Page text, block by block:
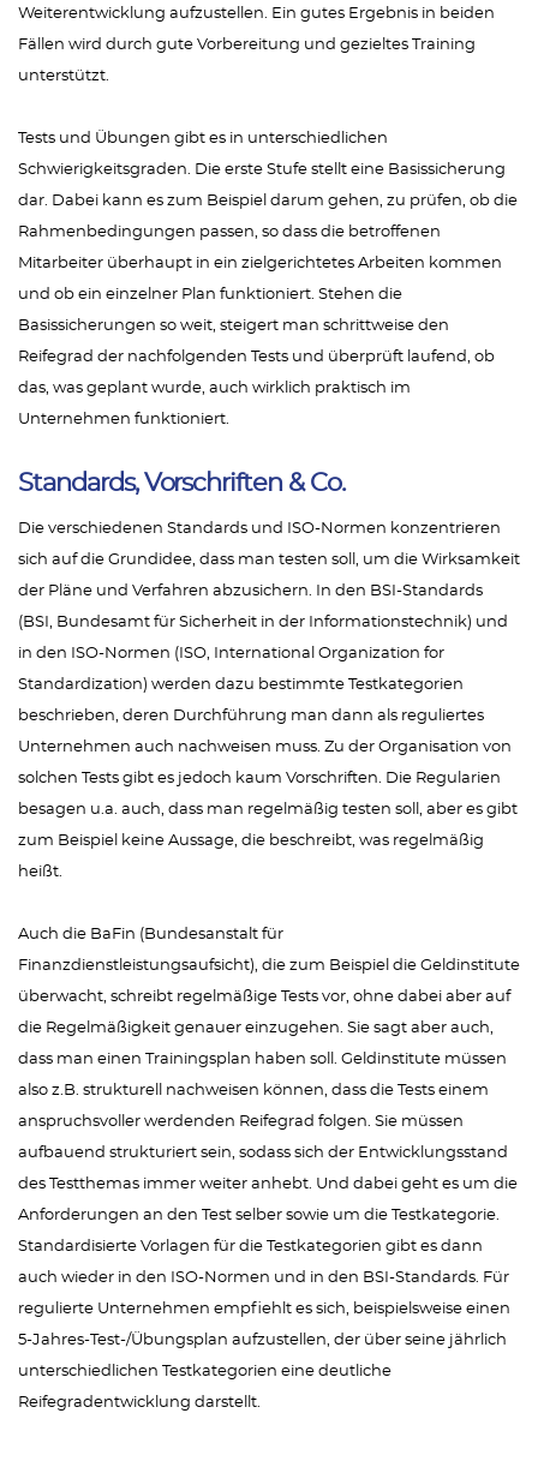
Weiterentwicklung aufzustellen. Ein gutes Ergebnis in beiden
Fällen wird durch gute Vorbereitung und gezieltes Training
unterstützt.
Tests und Übungen gibt es in unterschiedlichen
Schwierigkeitsgraden. Die erste Stufe stellt eine Basissicherung
dar. Dabei kann es zum Beispiel darum gehen, zu prüfen, ob die
Rahmenbedingungen passen, so dass die betroffenen
Mitarbeiter überhaupt in ein zielgerichtetes Arbeiten kommen
und ob ein einzelner Plan funktioniert. Stehen die
Basissicherungen so weit, steigert man schrittweise den
Reifegrad der nachfolgenden Tests und überprüft laufend, ob
das, was geplant wurde, auch wirklich praktisch im
Unternehmen funktioniert.
Standards, Vorschriften & Co.
Die verschiedenen Standards und ISO-Normen konzentrieren
sich auf die Grundidee, dass man testen soll, um die Wirksamkeit
der Pläne und Verfahren abzusichern. In den BSI-Standards
(BSI, Bundesamt für Sicherheit in der Informationstechnik) und
in den ISO-Normen (ISO, International Organization for
Standardization) werden dazu bestimmte Testkategorien
beschrieben, deren Durchführung man dann als reguliertes
Unternehmen auch nachweisen muss. Zu der Organisation von
solchen Tests gibt es jedoch kaum Vorschriften. Die Regularien
besagen u.a. auch, dass man regelmäßig testen soll, aber es gibt
zum Beispiel keine Aussage, die beschreibt, was regelmäßig
heißt.
Auch die BaFin (Bundesanstalt für
Finanzdienstleistungsaufsicht), die zum Beispiel die Geldinstitute
überwacht, schreibt regelmäßige Tests vor, ohne dabei aber auf
die Regelmäßigkeit genauer einzugehen. Sie sagt aber auch,
dass man einen Trainingsplan haben soll. Geldinstitute müssen
also z.B. strukturell nachweisen können, dass die Tests einem
anspruchsvoller werdenden Reifegrad folgen. Sie müssen
aufbauend strukturiert sein, sodass sich der Entwicklungsstand
des Testthemas immer weiter anhebt. Und dabei geht es um die
Anforderungen an den Test selber sowie um die Testkategorie.
Standardisierte Vorlagen für die Testkategorien gibt es dann
auch wieder in den ISO-Normen und in den BSI-Standards. Für
regulierte Unternehmen empfiehlt es sich, beispielsweise einen
5-Jahres-Test-/Übungsplan aufzustellen, der über seine jährlich
unterschiedlichen Testkategorien eine deutliche
Reifegradentwicklung darstellt.